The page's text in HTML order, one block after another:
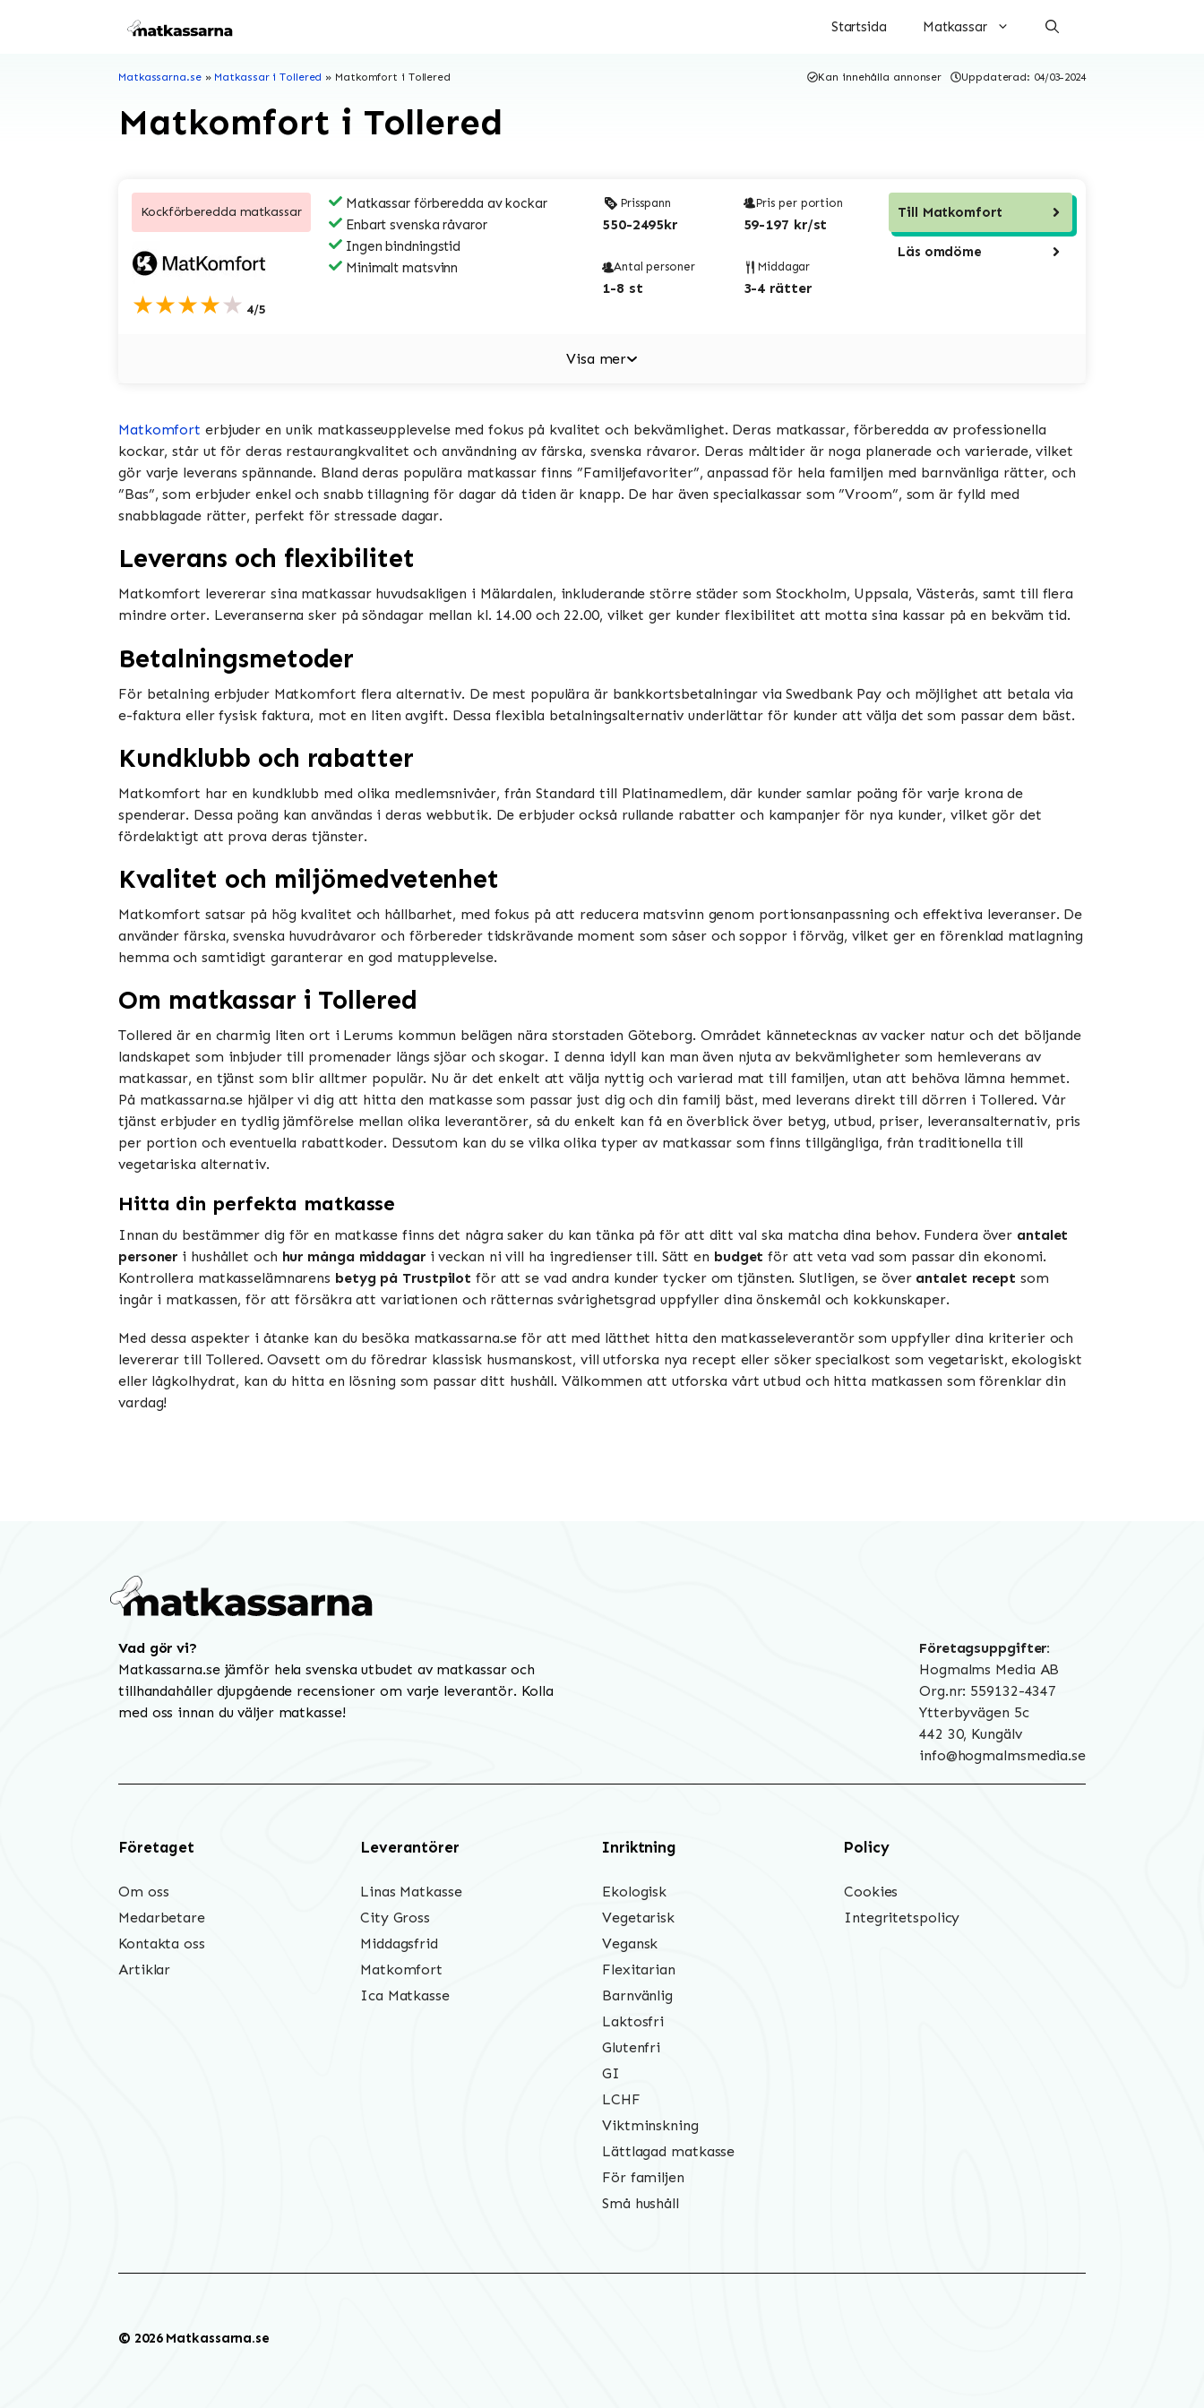
Startsida Matkassar
Matkassarna.se» Matkassar i Tollered » Matkomfort i Tollered Kan innehålla annonser Uppdaterad: 04/03-2024
Matkomfort i Tollered
Kockförberedda matkassar
★★★★★ 4/5
Matkassar förberedda av kockar
Enbart svenska råvaror
Ingen bindningstid
Minimalt matsvinn
Prisspann
550-2495kr
Pris per portion
59-197 kr/st
Antal personer
1-8 st
Middagar
3-4 rätter
Till Matkomfort
Läs omdöme
Visa mer
Matkomfort erbjuder en unik matkasseupplevelse med fokus på kvalitet och bekvämlighet. Deras matkassar, förberedda av professionella
kockar, står ut för deras restaurangkvalitet och användning av färska, svenska råvaror. Deras måltider är noga planerade och varierade, vilket
gör varje leverans spännande. Bland deras populära matkassar finns ”Familjefavoriter”, anpassad för hela familjen med barnvänliga rätter, och
”Bas”, som erbjuder enkel och snabb tillagning för dagar då tiden är knapp. De har även specialkassar som ”Vroom”, som är fylld med
snabblagade rätter, perfekt för stressade dagar​​​​.
Leverans och flexibilitet
Matkomfort levererar sina matkassar huvudsakligen i Mälardalen, inkluderande större städer som Stockholm, Uppsala, Västerås, samt till flera
mindre orter. Leveranserna sker på söndagar mellan kl. 14.00 och 22.00, vilket ger kunder flexibilitet att motta sina kassar på en bekväm tid​​​​.
Betalningsmetoder
För betalning erbjuder Matkomfort flera alternativ. De mest populära är bankkortsbetalningar via Swedbank Pay och möjlighet att betala via
e-faktura eller fysisk faktura, mot en liten avgift. Dessa flexibla betalningsalternativ underlättar för kunder att välja det som passar dem bäst​​.
Kundklubb och rabatter
Matkomfort har en kundklubb med olika medlemsnivåer, från Standard till Platinamedlem, där kunder samlar poäng för varje krona de
spenderar. Dessa poäng kan användas i deras webbutik. De erbjuder också rullande rabatter och kampanjer för nya kunder, vilket gör det
fördelaktigt att prova deras tjänster​​.
Kvalitet och miljömedvetenhet
Matkomfort satsar på hög kvalitet och hållbarhet, med fokus på att reducera matsvinn genom portionsanpassning och effektiva leveranser. De
använder färska, svenska huvudråvaror och förbereder tidskrävande moment som såser och soppor i förväg, vilket ger en förenklad matlagning
hemma och samtidigt garanterar en god matupplevelse​​​​.
Om matkassar i Tollered
Tollered är en charmig liten ort i Lerums kommun belägen nära storstaden Göteborg. Området kännetecknas av vacker natur och det böljande
landskapet som inbjuder till promenader längs sjöar och skogar. I denna idyll kan man även njuta av bekvämligheter som hemleverans av
matkassar, en tjänst som blir alltmer populär. Nu är det enkelt att välja nyttig och varierad mat till familjen, utan att behöva lämna hemmet.
På matkassarna.se hjälper vi dig att hitta den matkasse som passar just dig och din familj bäst, med leverans direkt till dörren i Tollered. Vår
tjänst erbjuder en tydlig jämförelse mellan olika leverantörer, så du enkelt kan få en överblick över betyg, utbud, priser, leveransalternativ, pris
per portion och eventuella rabattkoder. Dessutom kan du se vilka olika typer av matkassar som finns tillgängliga, från traditionella till
vegetariska alternativ.
Hitta din perfekta matkasse
Innan du bestämmer dig för en matkasse finns det några saker du kan tänka på för att ditt val ska matcha dina behov. Fundera över antalet
personer i hushållet och hur många middagari veckan ni vill ha ingredienser till. Sätt en budget för att veta vad som passar din ekonomi.
Kontrollera matkasselämnarens betyg på Trustpilot för att se vad andra kunder tycker om tjänsten. Slutligen, se över antalet recept som
ingår i matkassen, för att försäkra att variationen och rätternas svårighetsgrad uppfyller dina önskemål och kokkunskaper.
Med dessa aspekter i åtanke kan du besöka matkassarna.se för att med lätthet hitta den matkasseleverantör som uppfyller dina kriterier och
levererar till Tollered. Oavsett om du föredrar klassisk husmanskost, vill utforska nya recept eller söker specialkost som vegetariskt, ekologiskt
eller lågkolhydrat, kan du hitta en lösning som passar ditt hushåll. Välkommen att utforska vårt utbud och hitta matkassen som förenklar din
vardag!
Vad gör vi?
Matkassarna.se jämför hela svenska utbudet av matkassar och
tillhandahåller djupgående recensioner om varje leverantör. Kolla
med oss innan du väljer matkasse!
Företagsuppgifter:
Hogmalms Media AB
Org.nr: 559132-4347
Ytterbyvägen 5c
442 30, Kungälv
info@hogmalmsmedia.se
Företaget
Om oss
Medarbetare
Kontakta oss
Artiklar
Leverantörer
Linas Matkasse
City Gross
Middagsfrid
Matkomfort
Ica Matkasse
Inriktning
Ekologisk
Vegetarisk
Vegansk
Flexitarian
Barnvänlig
Laktosfri
Glutenfri
GI
LCHF
Viktminskning
Lättlagad matkasse
För familjen
Små hushåll
Policy
Cookies
Integritetspolicy
© 2026 Matkassarna.se